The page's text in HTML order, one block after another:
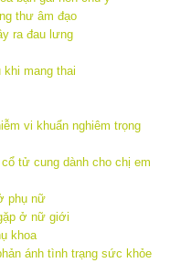
thư âm đạo
ra đau lưng
khi mang thai
vi khuẩn nghiêm trọng
tử cung dành cho chị em
phụ nữ
ở nữ giới
khoa
ánh tình trạng sức khỏe